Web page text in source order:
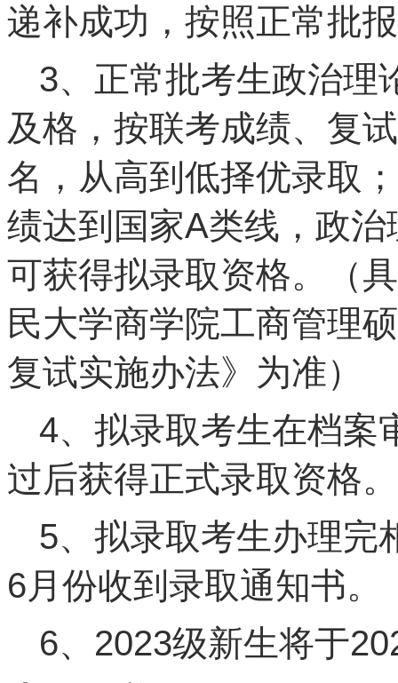
递补成功，按照正常批
3、正常批考生政治理
及格，按联考成绩、复
名，从高到低择优录取
绩达到国家A类线，政
可获得拟录取资格。（
民大学商学院工商管理
复试实施办法》为准）
4、拟录取考生在档案
过后获得正式录取资格。
5、拟录取考生办理完
6月份收到录取通知书。
6、2023级新生将于